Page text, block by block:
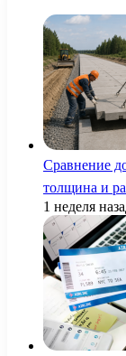
Сравнение
толщина и
1 неделя